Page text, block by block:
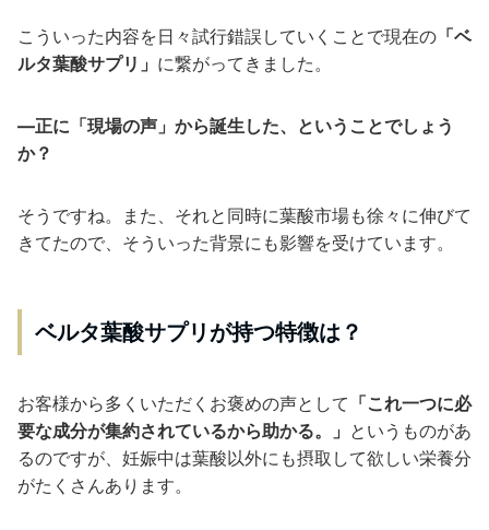
こういった内容を日々試行錯誤していくことで現在の 「ベ
ルタ葉酸サプリ」 に繋がってきました。
―正に「現場の声」から誕生した、ということでしょう
か？
そうですね。また、それと同時に葉酸市場も徐々に伸びて
きてたので、そういった背景にも影響を受けています。
ベルタ葉酸サプリが持つ特徴は？
お客様から多くいただくお褒めの声として 「これ一つに必
要な成分が集約されているから助かる。」 というものがあ
るのですが、妊娠中は葉酸以外にも摂取して欲しい栄養分
がたくさんあります。